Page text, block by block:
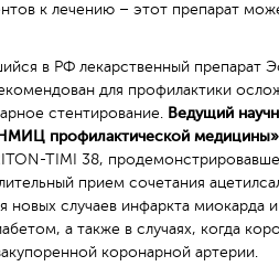
к лечению – этот препарат
в РФ лекарственный препарат
для профилактики
стентирование. Ведущий
профилактической
TIMI 38,
прием сочетания
случаев инфаркта миокарда
а также в случаях, когда
коронарной артерии.